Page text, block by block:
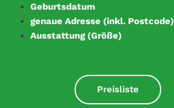
Geburtsdatum
genaue Adresse (inkl. Postcode)
Ausstattung (Größe)
Preisliste